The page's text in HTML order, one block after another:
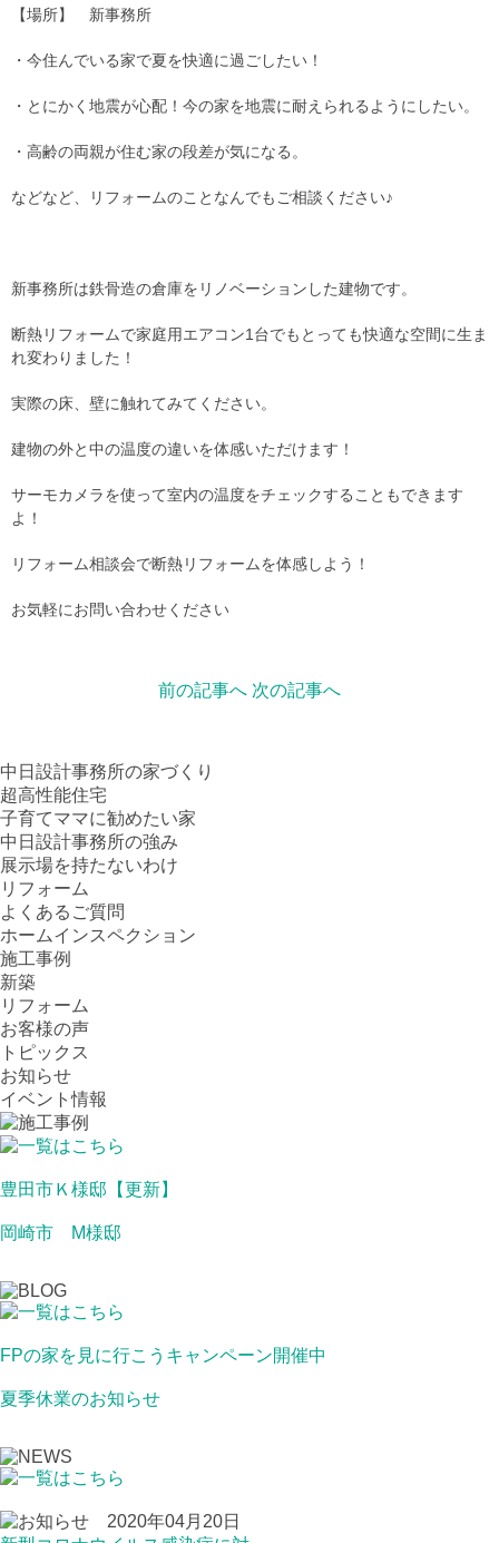
【場所】 新事務所
・今住んでいる家で夏を快適に過ごしたい！
・とにかく地震が心配！今の家を地震に耐えられるようにしたい。
・高齢の両親が住む家の段差が気になる。
などなど、リフォームのことなんでもご相談ください♪
新事務所は鉄骨造の倉庫をリノベーションした建物です。
断熱リフォームで家庭用エアコン1台でもとっても快適な空間に生ま
れ変わりました！
実際の床、壁に触れてみてください。
建物の外と中の温度の違いを体感いただけます！
サーモカメラを使って室内の温度をチェックすることもできます
よ！
リフォーム相談会で断熱リフォームを体感しよう！
お気軽にお問い合わせください
前の記事へ 次の記事へ
中日設計事務所の家づくり
超高性能住宅
子育てママに勧めたい家
中日設計事務所の強み
展示場を持たないわけ
リフォーム
よくあるご質問
ホームインスペクション
施工事例
新築
リフォーム
お客様の声
トピックス
お知らせ
イベント情報
豊田市Ｋ様邸【更新】
岡崎市 M様邸
FPの家を見に行こうキャンペーン開催中
夏季休業のお知らせ
2020年04月20日